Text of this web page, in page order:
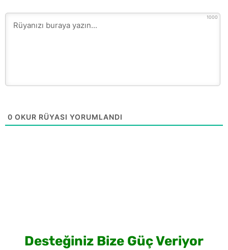
1000
0 OKUR RÜYASI YORUMLANDI
Desteğiniz Bize Güç Veriyor